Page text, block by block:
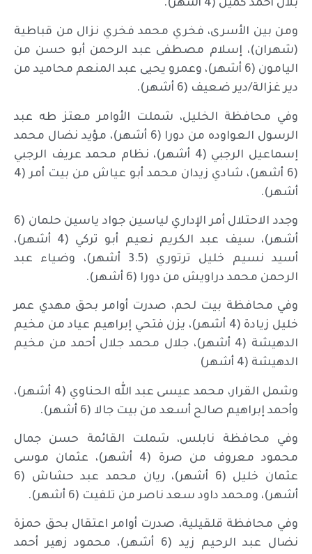
بلال أحمد كميل (4 أشهر).
ومن بين الأسرى، فخري محمد فخري نزال من قباطية
(شهران)، إسلام مصطفى عبد الرحمن أبو حسن من
اليامون (6 أشهر)، وعمرو يحيى عبد المنعم محاميد من
دير غزالة/دير ضعيف (6 أشهر).
وفي محافظة الخليل، شملت الأوامر معتز طه عبد
الرسول العواوده من دورا (6 أشهر)، مؤيد نضال محمد
إسماعيل الرجبي (4 أشهر)، نظام محمد عريف الرجبي
(6 أشهر)، شادي زيدان محمد أبو عياش من بيت أمر (4
أشهر).
وجدد الاحتلال أمر الإداري لياسين جواد ياسين حلمان (6
أشهر)، سيف عبد الكريم نعيم أبو تركي (4 أشهر)،
أسيد نسيم خليل ترتوري (3.5 أشهر)، وضياء عبد
الرحمن محمد دراويش من دورا (6 أشهر).
وفي محافظة بيت لحم، صدرت أوامر بحق مهدي عمر
خليل زيادة (4 أشهر)، يزن فتحي إبراهيم عياد من مخيم
الدهيشة (4 أشهر)، جلال محمد جلال أحمد من مخيم
الدهيشة (4 أشهر)
وشمل القرار، محمد عيسى عبد الله الحناوي (4 أشهر)،
وأحمد إبراهيم صالح أسعد من بيت جالا (6 أشهر).
وفي محافظة نابلس، شملت القائمة حسن جمال
محمود معروف من صرة (4 أشهر)، عثمان موسى
عثمان خليل (6 أشهر)، ريان محمد عبد حشاش (6
أشهر)، ومحمد داود سعد ناصر من تلفيت (6 أشهر).
وفي محافظة قلقيلية، صدرت أوامر اعتقال بحق حمزة
نضال عبد الرحيم زيد (6 أشهر)، محمود زهير أحمد